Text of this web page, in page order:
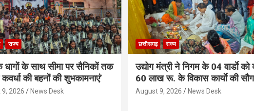
राज्य
धागों के साथ सीमा पर सैनिकों तक
की बहनों की शुभकामनाएं’
2026 News Desk
छत्तीसगढ़ राज्य
उद्योग मंत्री ने निगम के 04 वार्डाे को
60 लाख रू. के विकास कार्याे की
August 9, 2026 News Desk